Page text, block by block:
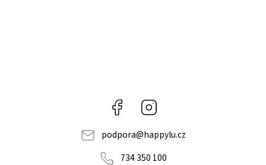
Facebook
podpora@happylu.cz
734 350 100